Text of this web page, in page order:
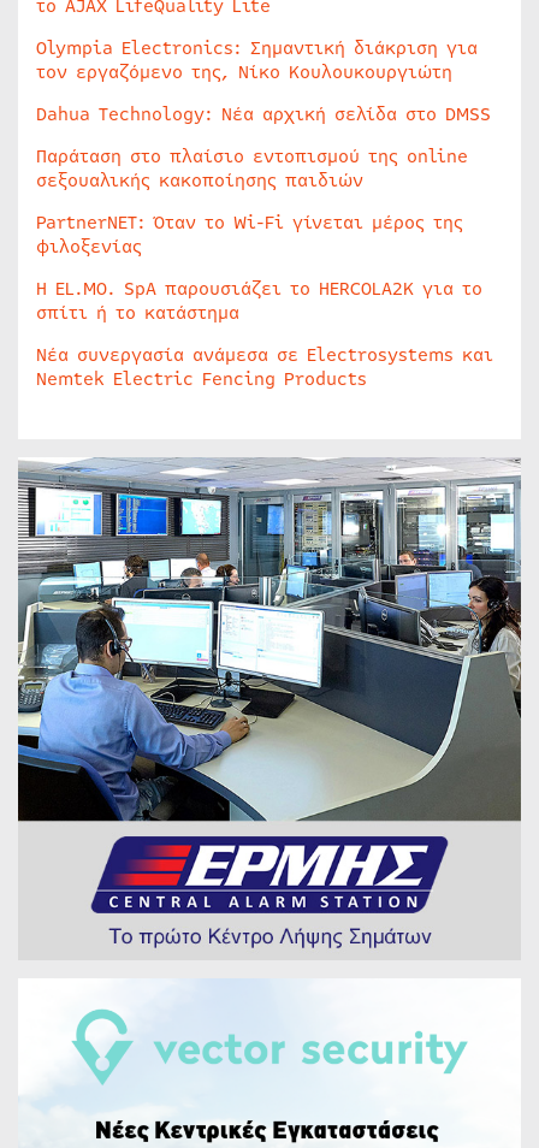
το AJAX LifeQuality Lite
Olympia Electronics: Σημαντική διάκριση για
τον εργαζόμενο της, Νίκο Κουλουκουργιώτη
Dahua Technology: Νέα αρχική σελίδα στο DMSS
Παράταση στο πλαίσιο εντοπισμού της online
σεξουαλικής κακοποίησης παιδιών
PartnerNET: Όταν το Wi-Fi γίνεται μέρος της
φιλοξενίας
Η EL.MO. SpA παρουσιάζει το HERCOLA2K για το
σπίτι ή το κατάστημα
Νέα συνεργασία ανάμεσα σε Electrosystems και
Nemtek Electric Fencing Products